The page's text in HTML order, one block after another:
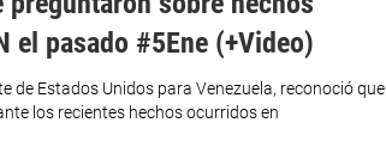
el pasado #5Ene (+Video)
de Estados Unidos para Venezuela, reconoció que
los recientes hechos ocurridos en